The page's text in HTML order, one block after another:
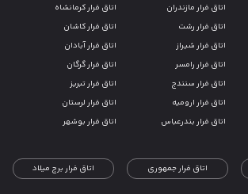
اتاق فرار مازندران
اتاق فرار کرمانشاه
اتاق فرار رشت
اتاق فرار کاشان
اتاق فرار شیراز
اتاق فرار آبادان
اتاق فرار رامسر
اتاق فرار گرگان
اتاق فرار سنندج
اتاق فرار تبریز
اتاق فرار ارومیه
اتاق فرار لرستان
اتاق فرار بندرعباس
اتاق فرار بوشهر
اتاق فرار جمهوری اتاق فرار برج میلاد